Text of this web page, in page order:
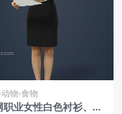
物-食物
职业女性白色衬衫、黑